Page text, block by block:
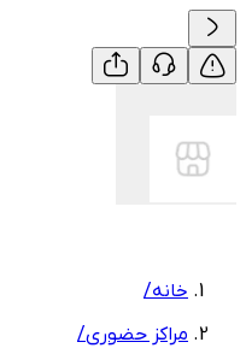
خانه/
مراکز حضوری/